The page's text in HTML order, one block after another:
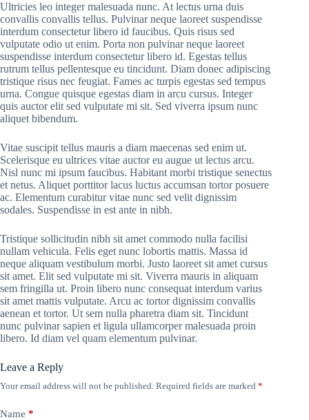
Ultricies leo integer malesuada nunc. At lectus urna duis
convallis convallis tellus. Pulvinar neque laoreet suspendisse
interdum consectetur libero id faucibus. Quis risus sed
vulputate odio ut enim. Porta non pulvinar neque laoreet
suspendisse interdum consectetur libero id. Egestas tellus
rutrum tellus pellentesque eu tincidunt. Diam donec adipiscing
tristique risus nec feugiat. Fames ac turpis egestas sed tempus
urna. Congue quisque egestas diam in arcu cursus. Integer
quis auctor elit sed vulputate mi sit. Sed viverra ipsum nunc
aliquet bibendum.
Vitae suscipit tellus mauris a diam maecenas sed enim ut.
Scelerisque eu ultrices vitae auctor eu augue ut lectus arcu.
Nisl nunc mi ipsum faucibus. Habitant morbi tristique senectus
et netus. Aliquet porttitor lacus luctus accumsan tortor posuere
ac. Elementum curabitur vitae nunc sed velit dignissim
sodales. Suspendisse in est ante in nibh.
Tristique sollicitudin nibh sit amet commodo nulla facilisi
nullam vehicula. Felis eget nunc lobortis mattis. Massa id
neque aliquam vestibulum morbi. Justo laoreet sit amet cursus
sit amet. Elit sed vulputate mi sit. Viverra mauris in aliquam
sem fringilla ut. Proin libero nunc consequat interdum varius
sit amet mattis vulputate. Arcu ac tortor dignissim convallis
aenean et tortor. Ut sem nulla pharetra diam sit. Tincidunt
nunc pulvinar sapien et ligula ullamcorper malesuada proin
libero. Id diam vel quam elementum pulvinar.
Leave a Reply
Your email address will not be published. Required fields are marked *
Name *